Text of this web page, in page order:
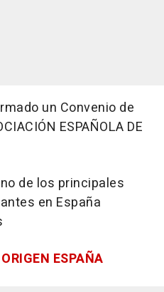
un Convenio de
ESPAÑOLA DE
de los principales
en España
ORIGEN ESPAÑA